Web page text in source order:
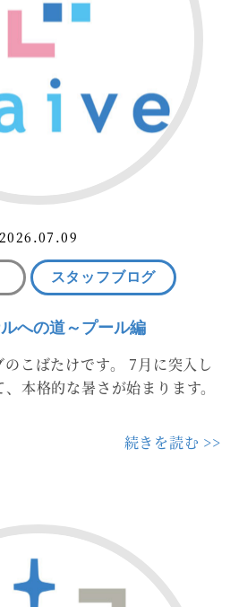
2026.07.09
スタッフブログ
への道～プール編
こばたけです。 7月に突入し
本格的な暑さが始まります。
続きを読む >>